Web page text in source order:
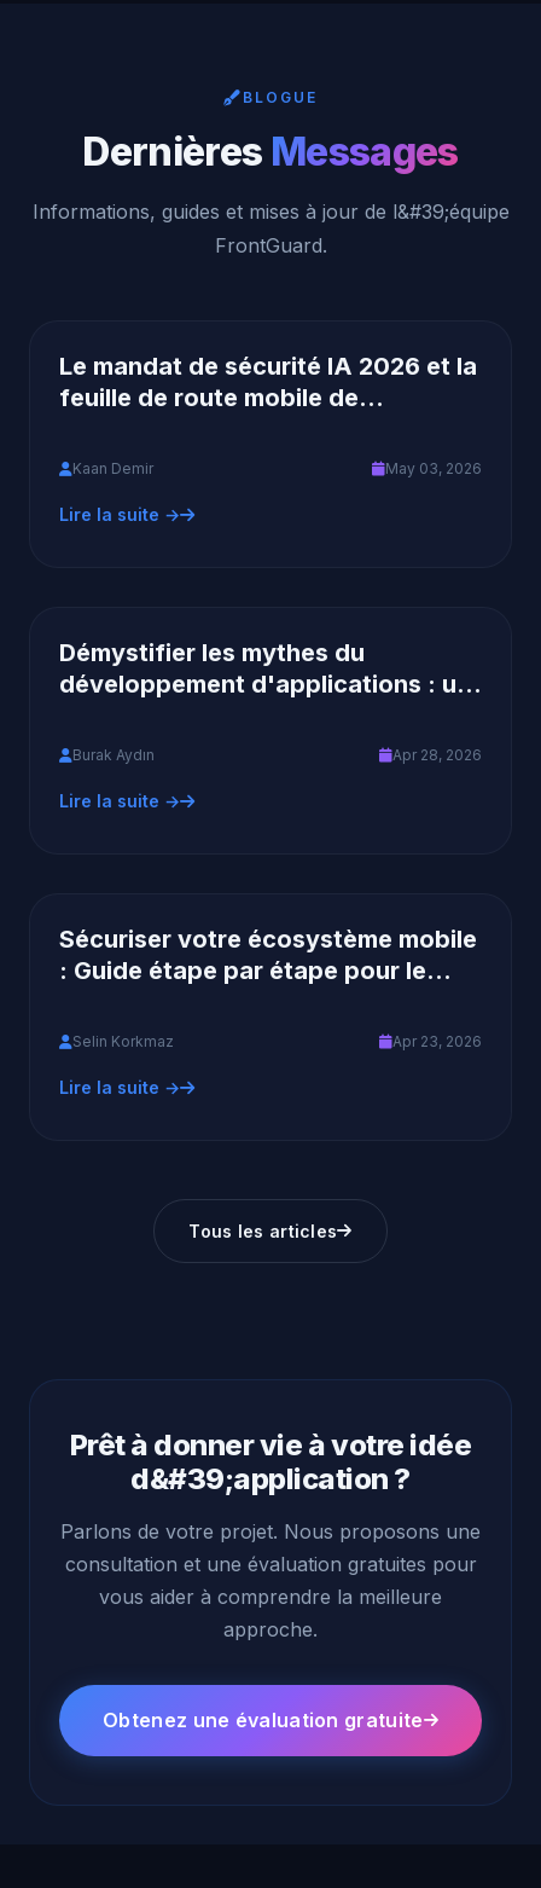
BLOGUE
Dernières Messages
Informations, guides et mises à jour de l&#39;équipe
FrontGuard.
Le mandat de sécurité IA 2026 et la
feuille de route mobile de
Kaan Demir May 03, 2026
Lire la suite →
Démystifier les mythes du
développement d'applications : un
Frontguard
Burak Aydın Apr 28, 2026
Lire la suite →
Sécuriser votre écosystème mobile
: Guide étape par étape pour le
communication en 2026
Selin Korkmaz Apr 23, 2026
Lire la suite →
Tous les articles
Prêt à donner vie à votre idée
d&#39;application ?
Parlons de votre projet. Nous proposons une
consultation et une évaluation gratuites pour
vous aider à comprendre la meilleure
approche.
Obtenez une évaluation gratuite